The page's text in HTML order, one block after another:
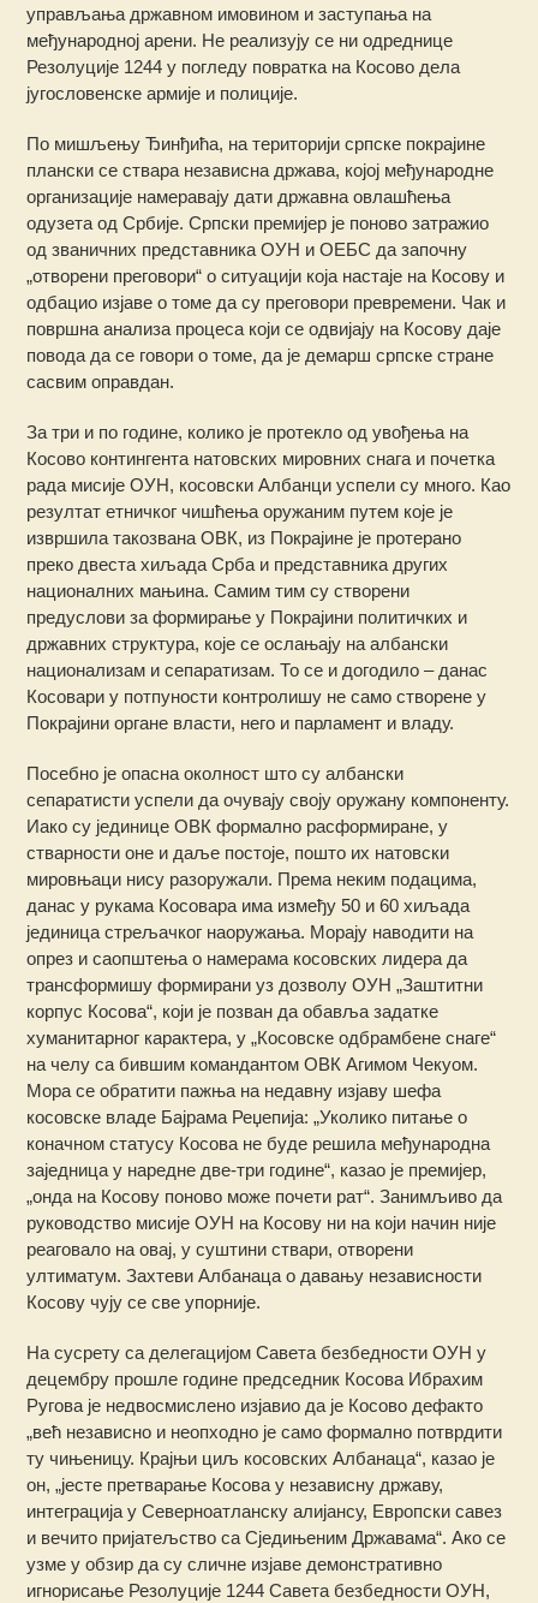
управљања државном имовином и заступања на
међународној арени. Не реализују се ни одреднице
Резолуције 1244 у погледу повратка на Косово дела
југословенске армије и полиције.
По мишљењу Ђинђића, на територији српске покрајине
плански се ствара независна држава, којој међународне
организације намеравају дати државна овлашћења
одузета од Србије. Српски премијер је поново затражио
од званичних представника ОУН и ОЕБС да започну
„отворени преговори“ о ситуацији која настаје на Косову и
одбацио изјаве о томе да су преговори превремени. Чак и
површна анализа процеса који се одвијају на Косову даје
повода да се говори о томе, да је демарш српске стране
сасвим оправдан.
За три и по године, колико је протекло од увођења на
Косово контингента натовских мировних снага и почетка
рада мисије ОУН, косовски Албанци успели су много. Као
резултат етничког чишћења оружаним путем које је
извршила такозвана ОВК, из Покрајине је протерано
преко двеста хиљада Срба и представника других
националних мањина. Самим тим су створени
предуслови за формирање у Покрајини политичких и
државних структура, које се ослањају на албански
национализам и сепаратизам. То се и догодило – данас
Косовари у потпуности контролишу не само створене у
Покрајини органе власти, него и парламент и владу.
Посебно је опасна околност што су албански
сепаратисти успели да очувају своју оружану компоненту.
Иако су јединице ОВК формално расформиране, у
стварности оне и даље постоје, пошто их натовски
мировњаци нису разоружали. Према неким подацима,
данас у рукама Косовара има између 50 и 60 хиљада
јединица стрељачког наоружања. Морају наводити на
опрез и саопштења о намерама косовских лидера да
трансформишу формирани уз дозволу ОУН „Заштитни
корпус Косова“, који је позван да обавља задатке
хуманитарног карактера, у „Косовске одбрамбене снаге“
на челу са бившим командантом ОВК Агимом Чекуом.
Мора се обратити пажња на недавну изјаву шефа
косовске владе Бајрама Реџепија: „Уколико питање о
коначном статусу Косова не буде решила међународна
заједница у наредне две-три године“, казао је премијер,
„онда на Косову поново може почети рат“. Занимљиво да
руководство мисије ОУН на Косову ни на који начин није
реаговало на овај, у суштини ствари, отворени
ултиматум. Захтеви Албанаца о давању независности
Косову чују се све упорније.
На сусрету са делегацијом Савета безбедности ОУН у
децембру прошле године председник Косова Ибрахим
Ругова је недвосмислено изјавио да је Косово дефакто
„већ независно и неопходно је само формално потврдити
ту чињеницу. Крајњи циљ косовских Албанаца“, казао је
он, „јесте претварање Косова у независну државу,
интеграција у Северноатланску алијансу, Европски савез
и вечито пријатељство са Сједињеним Државама“. Ако се
узме у обзир да су сличне изјаве демонстративно
игнорисање Резолуције 1244 Савета безбедности ОУН,